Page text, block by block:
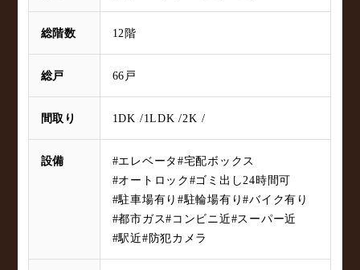
総階数 12階
総戸 66戸
間取り 1DK 1LDK 2K
設備 #エレベータ#宅配ボックス
#オートロック#ゴミ出し24時間可
#駐車場有り#駐輪場有り#バイク有り
#都市ガス#コンビニ近#スーパー近
#駅近#防犯カメラ